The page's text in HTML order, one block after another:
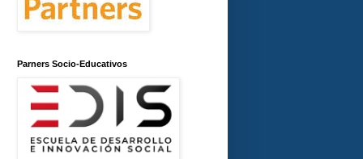
Parners Socio-Educativos